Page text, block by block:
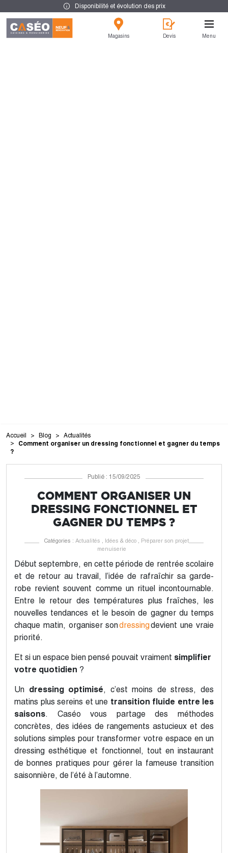
Disponibilité et évolution des prix
Magasins Devis Menu
Accueil Blog Actualités
Comment organiser un dressing fonctionnel et gagner du temps
?
Publié : 15/09/2025
COMMENT ORGANISER UN
DRESSING FONCTIONNEL ET
GAGNER DU TEMPS ?
Catégories : Actualités Idées & déco
Préparer son projet
menuiserie
Début septembre, en cette période de rentrée scolaire
et de retour au travail, l’idée de rafraîchir sa garde-
robe revient souvent comme un rituel incontournable.
Entre le retour des températures plus fraîches, les
nouvelles tendances et le besoin de gagner du temps
chaque matin, organiser sondressingdevient une vraie
priorité.
Et si un espace bien pensé pouvait vraiment simplifier
votre quotidien ?
Un dressing optimisé, c’est moins de stress, des
matins plus sereins et une transition fluide entre les
saisons. Caséo vous partage des méthodes
concrètes, des idées de rangements astucieux et des
solutions simples pour transformer votre espace en un
dressing esthétique et fonctionnel, tout en instaurant
de bonnes pratiques pour gérer la fameuse transition
saisonnière, de l’été à l’automne.